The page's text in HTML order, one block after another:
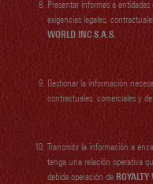
Presentar informes a
exigencias legales,
WORLD INC S.A.S.
Gestionar la información
contractuales, comerciales y
Transmitir la información a
tenga una relación operativa
debida operación de